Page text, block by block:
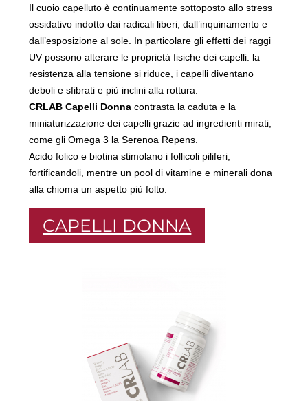
Il cuoio capelluto è continuamente sottoposto allo stress
ossidativo indotto dai radicali liberi, dall’inquinamento e
dall’esposizione al sole. In particolare gli effetti dei raggi
UV possono alterare le proprietà fisiche dei capelli: la
resistenza alla tensione si riduce, i capelli diventano
deboli e sfibrati e più inclini alla rottura.
CRLAB Capelli Donnacontrasta la caduta e la
miniaturizzazione dei capelli grazie ad ingredienti mirati,
come gli Omega 3 la Serenoa Repens.
Acido folico e biotina stimolano i follicoli piliferi,
fortificandoli, mentre un pool di vitamine e minerali dona
alla chioma un aspetto più folto.
CAPELLI DONNA